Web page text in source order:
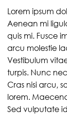
Lorem ipsum
Aenean mi
quis mi. Fusce
arcu molestie
Vestibulum
turpis. Nunc
Cras nisi arcu,
lorem.
Sed vulputate